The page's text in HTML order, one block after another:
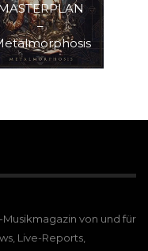
–
von und für
Live-Reports,